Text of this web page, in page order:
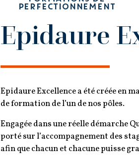
PERFECTIONNEMENT
Epidaure
Epidaure Excellence a été créée en
de formation de l’un de nos pôles.
Engagée dans une réelle démarche
porté sur l’accompagnement des
afin que chacun et chacune puisse